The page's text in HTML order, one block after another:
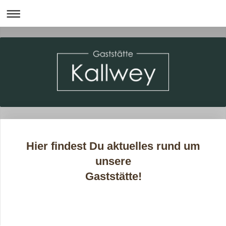
Hier findest Du aktuelles rund um
unsere
Gaststätte!